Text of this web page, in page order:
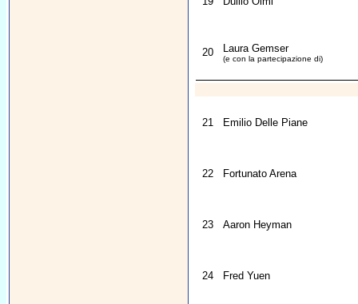
20 Laura Gemser
(e con la partecipazione di)
21 Emilio Delle Piane
22 Fortunato Arena
23 Aaron Heyman
24 Fred Yuen